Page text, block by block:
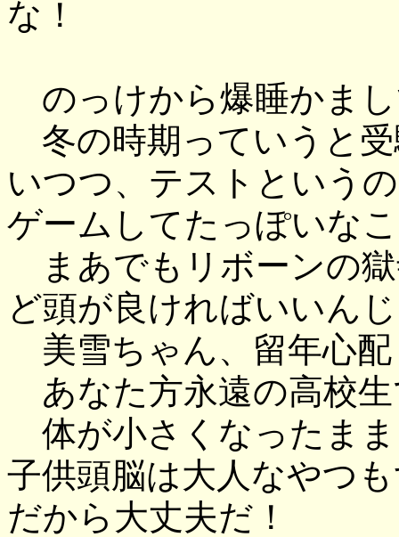
な！
のっけから爆睡かま
冬の時期っていうと
いつつ、テストという
ゲームしてたっぽいな
まあでもリボーンの
ど頭が良ければいいん
美雪ちゃん、留年心
あなた方永遠の高校
体が小さくなったま
子供頭脳は大人なやつ
だから大丈夫だ！